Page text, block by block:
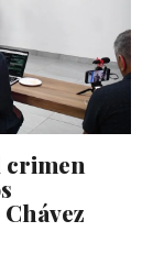
crimen